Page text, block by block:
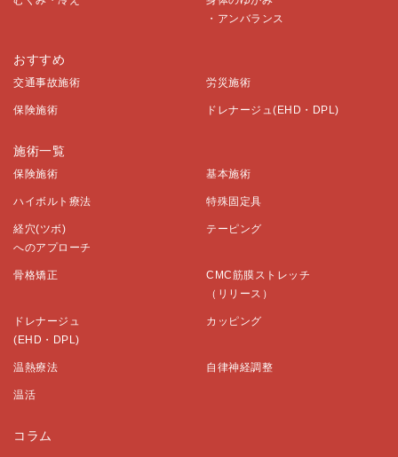
・アンバランス
おすすめ
交通事故施術 労災施術
保険施術 ドレナージュ(EHD・DPL)
施術一覧
保険施術 基本施術
ハイボルト療法 特殊固定具
経穴(ツボ)
へのアプローチ
テーピング
骨格矯正
CMC筋膜ストレッチ
（リリース）
ドレナージュ
(EHD・DPL)
カッピング
温熱療法 自律神経調整
温活
コラム